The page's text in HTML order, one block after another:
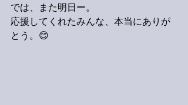
では、また明日ー。
応援してくれたみんな、本当にありが
とう。😊